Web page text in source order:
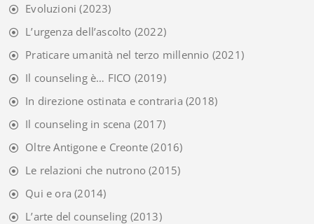
Evoluzioni (2023)
L’urgenza dell’ascolto (2022)
Praticare umanità nel terzo millennio (2021)
Il counseling è… FICO (2019)
In direzione ostinata e contraria (2018)
Il counseling in scena (2017)
Oltre Antigone e Creonte (2016)
Le relazioni che nutrono (2015)
Qui e ora (2014)
L’arte del counseling (2013)